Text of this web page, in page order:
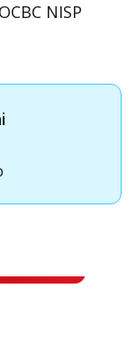
NISP
NISP